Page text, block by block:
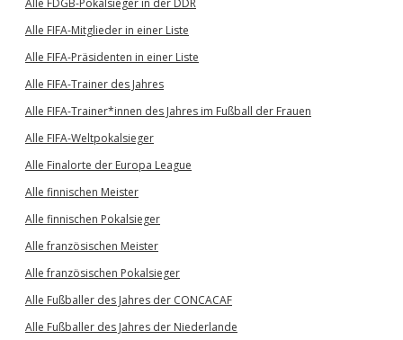
Alle FDGB-Pokalsieger in der DDR
Alle FIFA-Mitglieder in einer Liste
Alle FIFA-Präsidenten in einer Liste
Alle FIFA-Trainer des Jahres
Alle FIFA-Trainer*innen des Jahres im Fußball der Frauen
Alle FIFA-Weltpokalsieger
Alle Finalorte der Europa League
Alle finnischen Meister
Alle finnischen Pokalsieger
Alle französischen Meister
Alle französischen Pokalsieger
Alle Fußballer des Jahres der CONCACAF
Alle Fußballer des Jahres der Niederlande